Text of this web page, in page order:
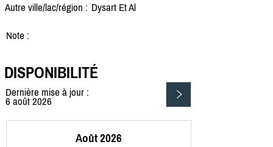
Autre ville/lac/région : Dysart Et Al
Note :
DISPONIBILITÉ
Dernière mise à jour :
6 août 2026
Août 2026